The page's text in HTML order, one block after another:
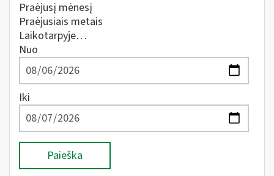
Praėjusį mėnesį
Praėjusiais metais
Laikotarpyje…
Nuo
Iki
Paieška